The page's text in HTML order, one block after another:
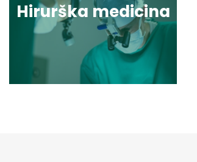
Hirurška medicina